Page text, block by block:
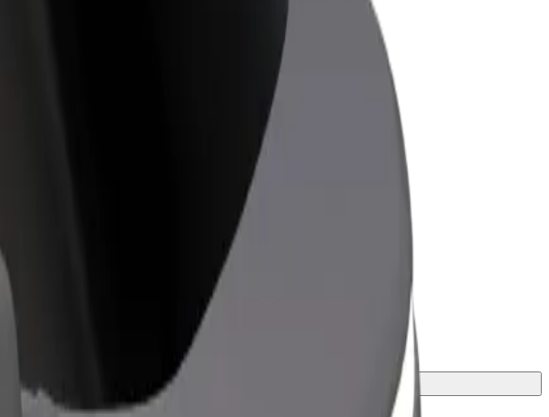
ผลิตภัณฑ์และบริการของ Bolt ที่มีการขยายขนาด
นทางที่ดีที่สุดสำหรับการเดินทางของคุณ